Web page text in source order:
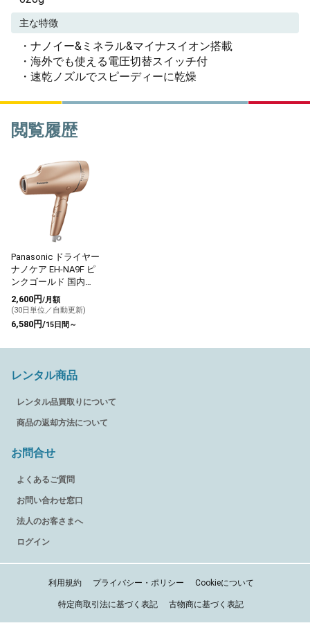
主な特徴
・ナノイー&ミネラル&マイナスイオン搭載
・海外でも使える電圧切替スイッチ付
・速乾ノズルでスピーディーに乾燥
閲覧履歴
Panasonic ドライヤー
ナノケア EH-NA9F ピ
ンクゴールド 国内・
海外両用
2,600円/月額
(30日単位／自動更新)
6,580円/15日間～
レンタル商品
レンタル品買取りについて
商品の返却方法について
お問合せ
よくあるご質問
お問い合わせ窓口
法人のお客さまへ
ログイン
利用規約 プライバシー・ポリシー Cookieについて
特定商取引法に基づく表記 古物商に基づく表記